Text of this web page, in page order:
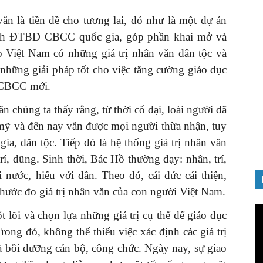
là tiền đề cho tương lai, đó như là một dự án
ĐTBD CBCC quốc gia, góp phần khai mở và
Nam có những giá trị nhân văn dân tộc và
giải pháp tốt cho việc tăng cường giáo dục
mới.
chúng ta thấy rằng, từ thời cổ đại, loài người đã
và đến nay vẫn được mọi người thừa nhận, tuy
dân tộc. Tiếp đó là hệ thống giá trị nhân văn
dũng. Sinh thời, Bác Hồ thường dạy: nhân, trí,
hiếu với dân. Theo đó, cái đức cái thiện,
đo giá trị nhân văn của con người Việt Nam.
lõi và chọn lựa những giá trị cụ thể để giáo dục
đó, không thể thiếu việc xác định các giá trị
bồi dưỡng cán bộ, công chức. Ngày nay, sự giao
đến thực tiễn
08/12/2025